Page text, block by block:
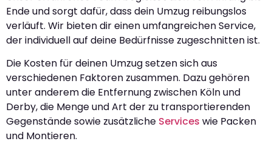
Ende und sorgt dafür, dass dein Umzug reibungslos
verläuft. Wir bieten dir einen umfangreichen Service,
der individuell auf deine Bedürfnisse zugeschnitten ist.
Die Kosten für deinen Umzug setzen sich aus
verschiedenen Faktoren zusammen. Dazu gehören
unter anderem die Entfernung zwischen Köln und
Derby, die Menge und Art der zu transportierenden
Gegenstände sowie zusätzliche Services wie Packen
und Montieren.